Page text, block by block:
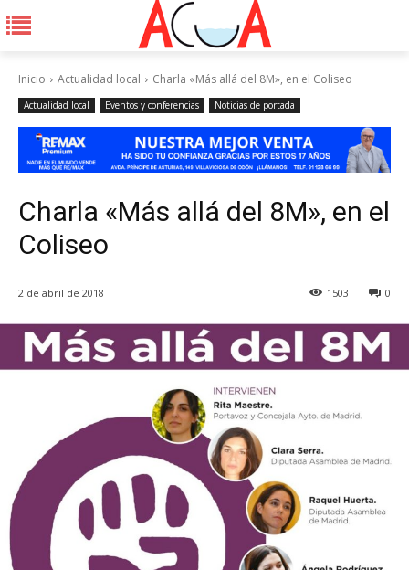
Inicio Actualidad local Charla «Más allá del 8M», en el Coliseo
Actualidad local Eventos y conferencias Noticias de portada
Charla «Más allá del 8M», en el
Coliseo
2 de abril de 2018 0
1503